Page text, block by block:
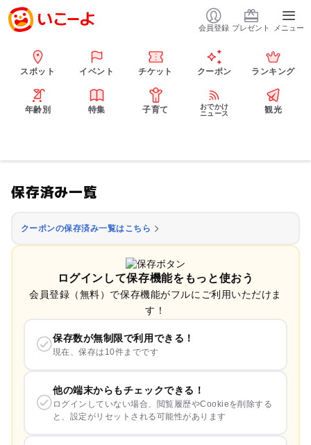
会員登録 プレゼント メニュー
スポット イベント チケット クーポン ランキング
年齢別 特集 子育て
おでかけ
ニュース
観光
保存済み一覧
クーポンの保存済み一覧はこちら
ログインして保存機能をもっと使おう
会員登録（無料）で保存機能がフルにご利用いただけま
す！
保存数が無制限で利用できる！
現在、保存は10件までです
他の端末からもチェックできる！
ログインしていない場合、閲覧履歴やCookieを削除する
と、設定がリセットされる可能性があります